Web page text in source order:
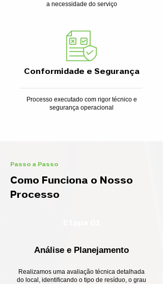
a necessidade do serviço
Conformidade e Segurança
Processo executado com rigor técnico e
segurança operacional
Passo a Passo
Como Funciona o Nosso
Processo
Análise e Planejamento
Realizamos uma avaliação técnica detalhada
do local, identificando o tipo de resíduo, o grau